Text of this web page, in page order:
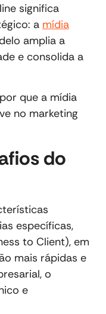
significa
a mídia
amplia a
e consolida a
que a mídia
no marketing
do
específicas,
to Client), em
mais rápidas e
o
e